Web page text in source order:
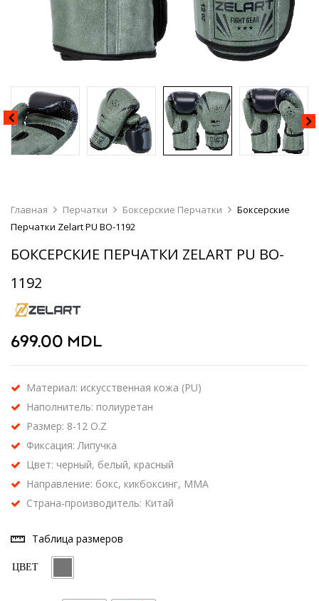
Главная Перчатки Боксерские Перчатки
Боксерские
Перчатки Zelart PU BO-1192
БОКСЕРСКИЕ ПЕРЧАТКИ ZELART PU BO-
1192
699.00 MDL
Материал: искусственная кожа (PU)
Наполнитель: полиуретан
Размер: 8-12 O.Z
Фиксация: Липучка
Цвет: черный, белый, красный
Направление: бокс, кикбоксинг, MMA
Страна-производитель: Китай
Таблица размеров
ЦВЕТ